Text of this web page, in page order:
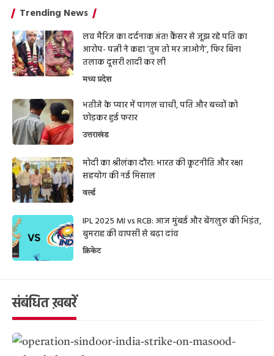
Trending News
लव मैरिज का दर्दनाक अंत! कैंसर से जूझ रहे पति का
आरोप- पत्नी ने कहा ‘तुम तो मर जाओगे’, फिर बिना
तलाक दूसरी शादी कर ली
मध्य प्रदेश
भतीजे के प्यार में पागल चाची, पति और बच्चों को
छोड़कर हुई फरार
उत्तराखंड
मोदी का श्रीलंका दौरा: भारत की कूटनीति और रक्षा
सहयोग की नई मिसाल
वर्ल्ड
IPL 2025 MI vs RCB: आज मुंबई और बेंगलुरु की भिड़ंत,
बुमराह की वापसी से बढ़ा दांव
क्रिकेट
संबंधित ख़बरें